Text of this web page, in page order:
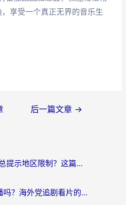
享受一个真正无界的音乐生
后一篇文章 →
海外看央视影音总提示地区限制？这篇教你选对回国加速器，流畅追剧不踩坑
国外能看b站直播吗？海外党追剧看片的终极解决方案来了